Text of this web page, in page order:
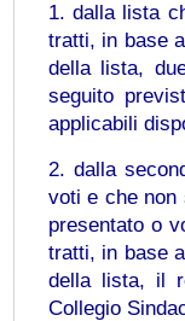
1. dalla lista
tratti, in base
della lista,
seguito
applicabili
2. dalla
voti e che non
presentato o
tratti, in base
della lista, il
Collegio